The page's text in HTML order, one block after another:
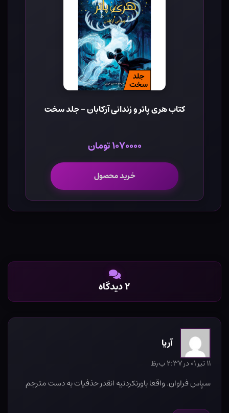
کتاب هری پاتر و زندانی آزکابان - جلد سخت
۱۰۷۰۰۰۰ تومان
خرید محصول
۲ دیدگاه
آریا
۱۱ تیر ۰۱ در ۲:۳۷ ب٫ظ
سپاس فراوان. واقعا باورنکردنیه انقدر حذفیات به دست مترجم